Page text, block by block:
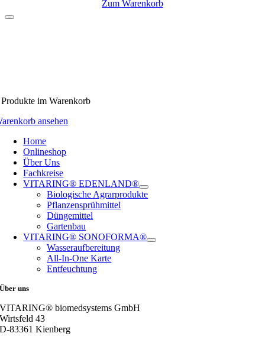
Zum Warenkorb
im Warenkorb
ansehen
Home
Onlineshop
Über Uns
Fachkreise
VITARING® EDENLAND®
Biologische Agrarprodukte
Pflanzensprühmittel
Düngemittel
Gartenbau
VITARING® SONOFORMA®
Wasseraufbereitung
All-In-One Karte
Entfeuchtung
Über uns
VITARING® biomedsystems GmbH
Wirtsfeld 43
D-83361 Kienberg